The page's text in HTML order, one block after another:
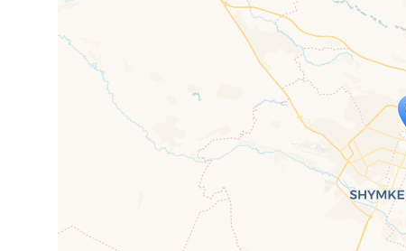
Travelers'
Wenn du dies siehst, nachdem
fehlen